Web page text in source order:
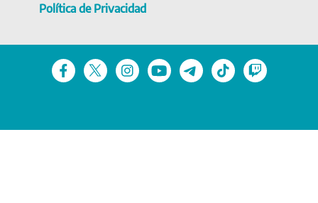
Política de Privacidad